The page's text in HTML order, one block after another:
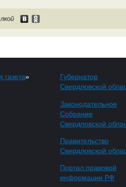
газета»
Губернатор
Свердловской
Законодательное
Собрание
Свердловской
Правительство
Свердловской
Портал правовой
информации РФ